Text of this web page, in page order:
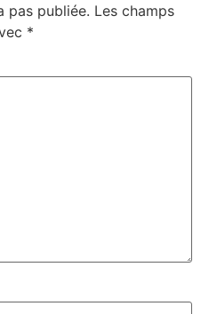
pas publiée. Les champs
*